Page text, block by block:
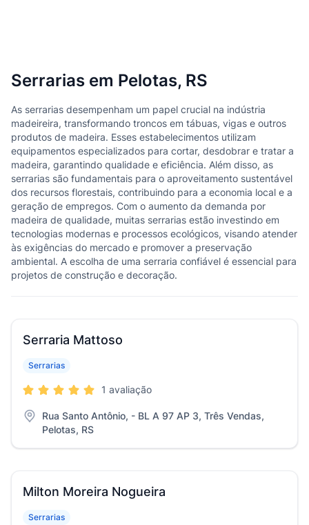
Serrarias em Pelotas, RS
As serrarias desempenham um papel crucial na indústria
madeireira, transformando troncos em tábuas, vigas e outros
produtos de madeira. Esses estabelecimentos utilizam
equipamentos especializados para cortar, desdobrar e tratar a
madeira, garantindo qualidade e eficiência. Além disso, as
serrarias são fundamentais para o aproveitamento sustentável
dos recursos florestais, contribuindo para a economia local e a
geração de empregos. Com o aumento da demanda por
madeira de qualidade, muitas serrarias estão investindo em
tecnologias modernas e processos ecológicos, visando atender
às exigências do mercado e promover a preservação
ambiental. A escolha de uma serraria confiável é essencial para
projetos de construção e decoração.
Serraria Mattoso
Serrarias
1 avaliação
Rua Santo Antônio, - BL A 97 AP 3, Três Vendas,
Pelotas, RS
Milton Moreira Nogueira
Serrarias